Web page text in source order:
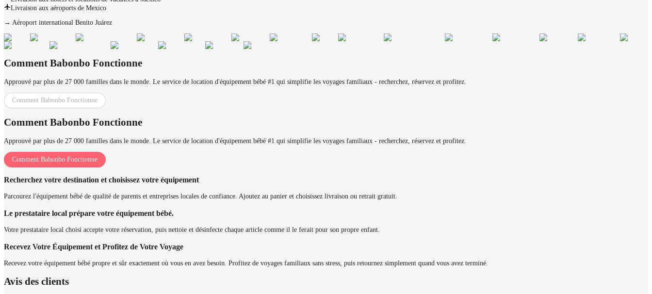
Livraison aux aéroports de Mexico
→ Aéroport international Benito Juárez
Comment Babonbo Fonctionne
Approuvé par plus de 27 000 familles dans le monde. Le service de location d'équipement bébé #1 qui simplifie les voyages familiaux - recherchez, réservez et profitez.
Comment Babonbo Fonctionne
Comment Babonbo Fonctionne
Approuvé par plus de 27 000 familles dans le monde. Le service de location d'équipement bébé #1 qui simplifie les voyages familiaux - recherchez, réservez et profitez.
Comment Babonbo Fonctionne
Recherchez votre destination et choisissez votre équipement
Parcourez l'équipement bébé de qualité de parents et entreprises locales de confiance. Ajoutez au panier et choisissez livraison ou retrait gratuit.
Le prestataire local prépare votre équipement bébé.
Votre prestataire local choisi accepte votre réservation, puis nettoie et désinfecte chaque article comme il le ferait pour son propre enfant.
Recevez Votre Équipement et Profitez de Votre Voyage
Recevez votre équipement bébé propre et sûr exactement où vous en avez besoin. Profitez de voyages familiaux sans stress, puis retournez simplement quand vous avez terminé.
Avis des clients